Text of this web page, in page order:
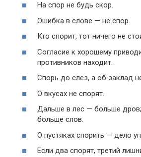
На спор не будь скор.
Ошибка в слове — не спор.
Кто спорит, тот ничего не
Согласие к хорошему
противников находит.
Спорь до слез, а об заклад
О вкусах не спорят.
Дальше в лес — больше
больше слов.
О пустяках спорить — дело
Если два спорят, третий